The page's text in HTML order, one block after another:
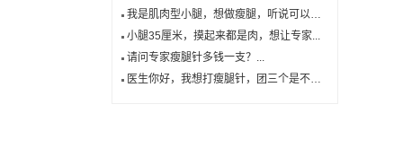
我是肌肉型小腿，想做瘦腿，听说可以做...
小腿35厘米，摸起来都是肉，想让专家...
请问专家瘦腿针多钱一支？...
医生你好，我想打瘦腿针，团三个是不是...